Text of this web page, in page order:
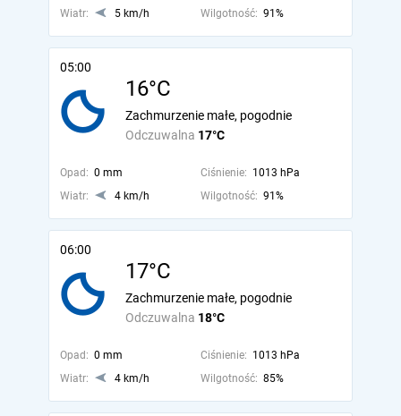
Wiatr:
5 km/h Wilgotność: 91%
05:00
16°C
Odczuwalna 17°C
Zachmurzenie małe, pogodnie
Opad: 0 mm Ciśnienie: 1013 hPa
Wiatr:
4 km/h Wilgotność: 91%
06:00
17°C
Odczuwalna 18°C
Zachmurzenie małe, pogodnie
Opad: 0 mm Ciśnienie: 1013 hPa
Wiatr:
4 km/h Wilgotność: 85%